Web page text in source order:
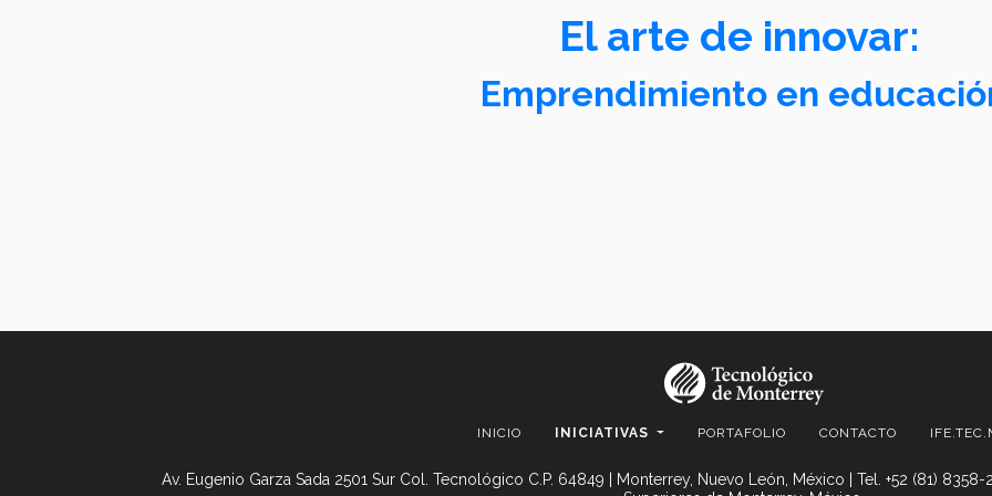
El arte de innovar:
Emprendimiento en
INICIO INICIATIVAS PORTAFOLIO CONTACTO
Av. Eugenio Garza Sada 2501 Sur Col. Tecnológico C.P. 64849 | Monterrey, Nuevo León, México | Tel. +52 (81)